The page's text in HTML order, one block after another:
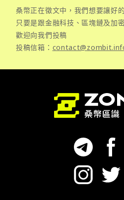
桑幣正在徵文中，我們想要讓好
只要是跟金融科技、區塊鏈及加
歡迎向我們投稿
投稿信箱：